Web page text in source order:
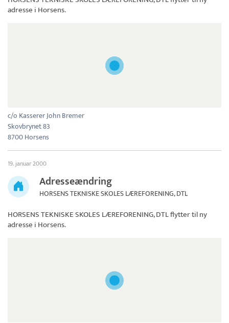
adresse i Horsens.
c/o Kasserer John Bremer
Skovbrynet 83
8700 Horsens
19. januar 2000
Adresseændring
HORSENS TEKNISKE SKOLES LÆREFORENING, DTL
HORSENS TEKNISKE SKOLES LÆREFORENING, DTLflytter til ny
adresse i Horsens.